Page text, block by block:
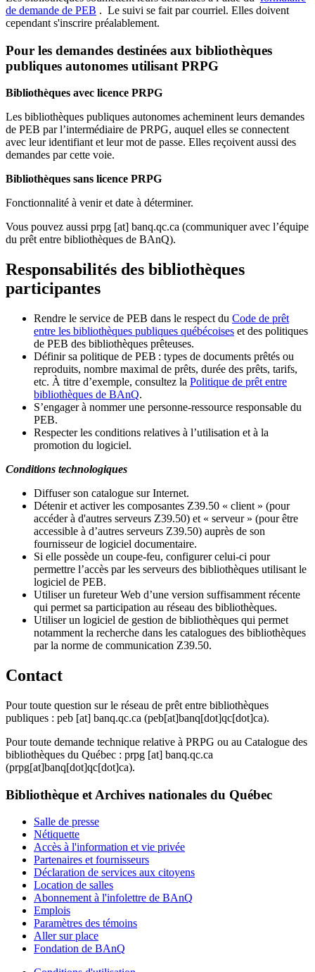
de demande de PEB . Le suivi se fait par courriel. Elles doivent
cependant s'inscrire préalablement.
Pour les demandes destinées aux bibliothèques
publiques autonomes utilisant PRPG
Bibliothèques avec licence PRPG
Les bibliothèques publiques autonomes acheminent leurs demandes
de PEB par l’intermédiaire de PRPG, auquel elles se connectent
avec leur identifiant et leur mot de passe. Elles reçoivent aussi des
demandes par cette voie.
Bibliothèques sans licence PRPG
Fonctionnalité à venir et date à déterminer.
Vous pouvez aussi prpg [at] banq.qc.ca (communiquer avec l’équipe
du prêt entre bibliothèques de BAnQ).
Responsabilités des bibliothèques
participantes
Rendre le service de PEB dans le respect du Code de prêt
entre les bibliothèques publiques québécoises et des politiques
de PEB des bibliothèques prêteuses.
Définir sa politique de PEB : types de documents prêtés ou
reproduits, nombre maximal de prêts, durée des prêts, tarifs,
etc. À titre d’exemple, consultez la Politique de prêt entre
bibliothèques de BAnQ.
S’engager à nommer une personne-ressource responsable du
PEB.
Respecter les conditions relatives à l’utilisation et à la
promotion du logiciel.
Conditions technologiques
Diffuser son catalogue sur Internet.
Détenir et activer les composantes Z39.50 « client » (pour
accéder à d'autres serveurs Z39.50) et « serveur » (pour être
accessible à d’autres serveurs Z39.50) auprès de son
fournisseur de logiciel documentaire.
Si elle possède un coupe-feu, configurer celui-ci pour
permettre l’accès par les serveurs des bibliothèques utilisant le
logiciel de PEB.
Utiliser un fureteur Web d’une version suffisamment récente
qui permet sa participation au réseau des bibliothèques.
Utiliser un logiciel de gestion de bibliothèques qui permet
notamment la recherche dans les catalogues des bibliothèques
par la norme de communication Z39.50.
Contact
Pour toute question sur le réseau de prêt entre bibliothèques
publiques : peb [at] banq.qc.ca (peb[at]banq[dot]qc[dot]ca).
Pour toute demande technique relative à PRPG ou au Catalogue des
bibliothèques du Québec : prpg [at] banq.qc.ca
(prpg[at]banq[dot]qc[dot]ca).
Bibliothèque et Archives nationales du Québec
Salle de presse
Nétiquette
Accès à l'information et vie privée
Partenaires et fournisseurs
Déclaration de services aux citoyens
Location de salles
Abonnement à l'infolettre de BAnQ
Emplois
Paramètres des témoins
Aller sur place
Fondation de BAnQ